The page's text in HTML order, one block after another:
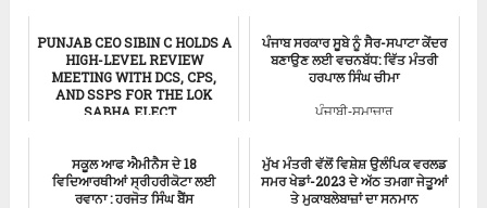
ਪੰਜਾਬੀ-ਸਮਾਚਾਰ
PUNJAB CEO SIBIN C HOLDS A
HIGH-LEVEL REVIEW
MEETING WITH DCS, CPS,
AND SSPS FOR THE LOK
SABHA ELECT...
ਪੰਜਾਬ ਸਰਕਾਰ ਸੂਬੇ ਨੂੰ ਸੈਰ-ਸਪਾਟਾ ਕੇਂਦਰ
ਬਣਾਉਣ ਲਈ ਵਚਨਬੱਧ: ਵਿੱਤ ਮੰਤਰੀ
ਹਰਪਾਲ ਸਿੰਘ ਚੀਮਾ
ਪੰਜਾਬੀ-ਸਮਾਚਾਰ
ਸਕੂਲ ਆਫ ਐਮੀਨੈਸ ਦੇ 18
ਵਿਦਿਆਰਥੀਆਂ ਸ੍ਰੀਹਰੀਕੋਟਾ ਲਈ
ਰਵਾਨਾ : ਹਰਜੋਤ ਸਿੰਘ ਬੈਂਸ
ਮੁੱਖ ਮੰਤਰੀ ਵੱਲੋਂ ਵਿਸ਼ੇਸ਼ ਉਲੰਪਿਕ ਵਰਲਡ
ਸਮਰ ਖੇਡਾਂ-2023 ਦੇ ਅੱਠ ਤਮਗਾ ਜੇਤੂਆਂ
ਤੇ ਮੁਕਾਬਲੇਬਾਜ਼ਾਂ ਦਾ ਸਨਮਾਨ